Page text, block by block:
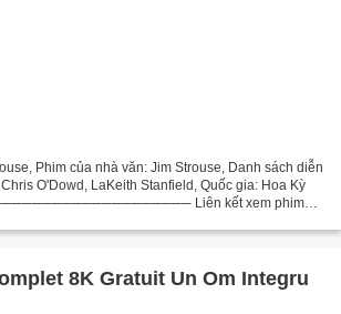
Phim của nhà văn: Jim Strouse, Danh sách diễn
O'Dowd, LaKeith Stanfield, Quốc gia: Hoa Kỳ
Liên kết xem phim
8K Gratuit Un Om Integru